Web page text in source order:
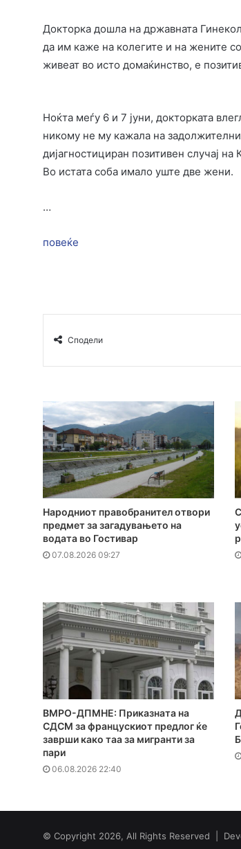
Докторка дошла на државната
да им каже на колегите и на жените
живеат во исто домаќинство, е
Ноќта меѓу 6 и 7 јуни, докторката
никому не му кажала на
дијагностициран позитивен случај
Во истата соба имало уште две жени.
…
повеќе
Сподели
Народниот правобранител отвори
предмет за загадувањето на
водата во Гостивар
07.08.2026 09:27
ВМРО-ДПМНЕ: Приказната на
СДСМ за францускиот предлог ќе
заврши како таа за мигранти за
пари
06.08.2026 22:40
© Copyright 2026, All Rights Reserved |